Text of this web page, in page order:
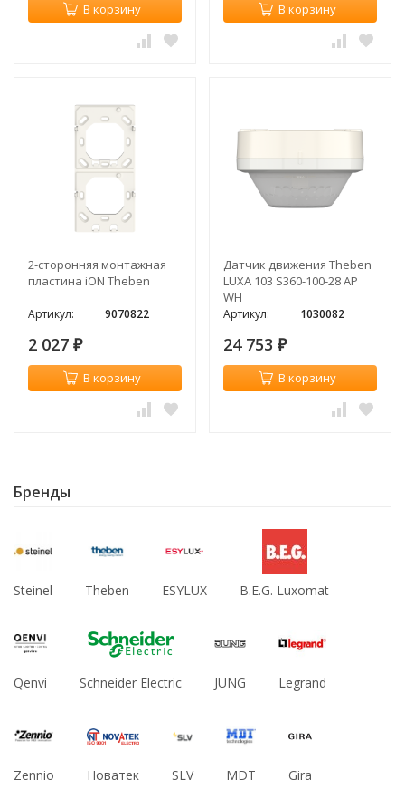
В корзину В корзину
2-сторонняя монтажная
пластина iON Theben
Артикул: 9070822
2 027 ₽
В корзину
Датчик движения Theben
LUXA 103 S360-100-28 AP
WH
Артикул: 1030082
24 753 ₽
В корзину
Бренды
Steinel Theben ESYLUX B.E.G. Luxomat
Qenvi Schneider Electric JUNG Legrand
Zennio Новатек SLV MDT Gira